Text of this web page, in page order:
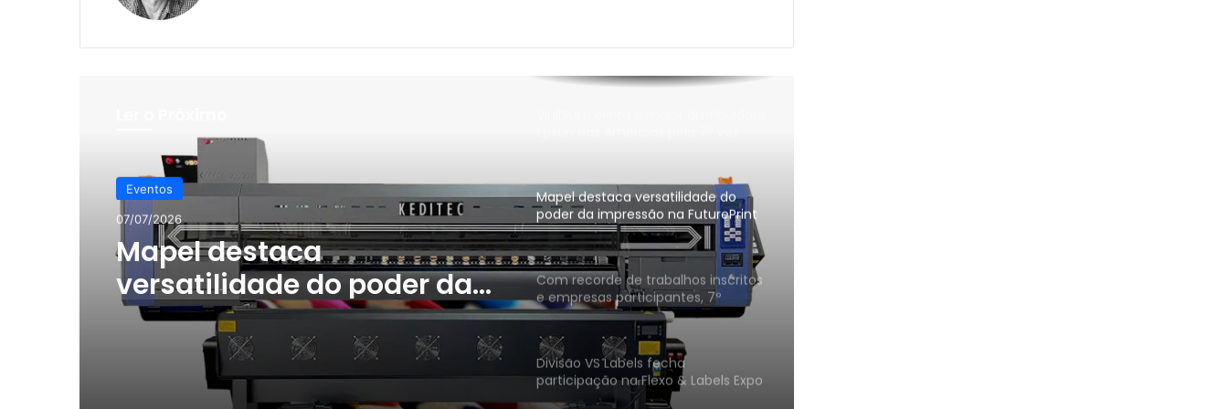
Eventos
07/07/2026
Mapel destaca
versatilidade do poder da
impressão na FuturePrint
anos, Durst Group anuncia
baseado em IA
Mapel destaca versatilidade do
poder da impressão na FuturePrint
2026
Com recorde de trabalhos inscritos
e empresas participantes, 7º
Prêmio Paulista de Excelência
Gráfica conhece seus vencedores
Divisão VS Labels fecha
participação na Flexo & Labels Expo
com sucesso de visitação e